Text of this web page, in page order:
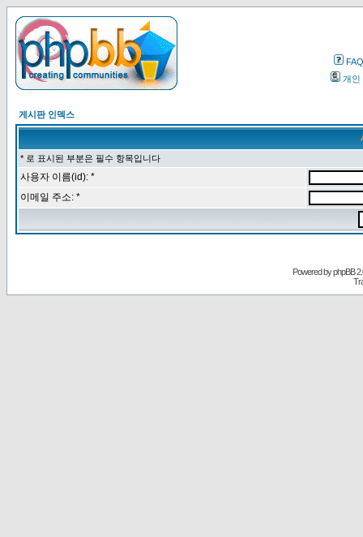
FAQ
개인
게시판 인덱스
* 로 표시된 부분은 필수 항목입니다
사용자 이름(id): *
이메일 주소: *
Powered byphpBB